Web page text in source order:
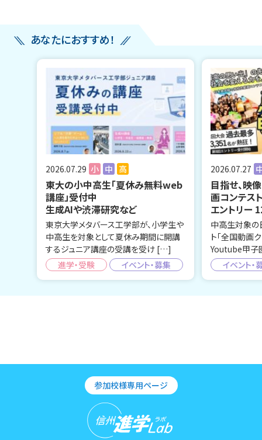
あなたにおすすめ！
2026.07.29 小 中 高
東大の小中高生「夏休み無料web
講座」受付中
生成AIや渋滞研究など
東京大学メタバース工学部が、小学生や
中高生を対象として夏休み期間に開講
するジュニア講座の受講を受け […]
進学・受験
イベント・募集
2026.07.27
目指せ、映
画コンテス
エントリー
中高生対象の
ト「全国動画
Youtube甲子
イベント・
参加校様専用ページ